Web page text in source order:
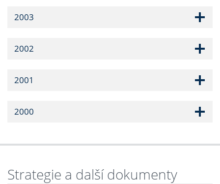
2003
2002
2001
2000
Strategie a další dokumenty